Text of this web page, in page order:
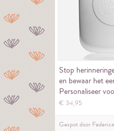
Stop
en bewaar het
Personaliseer
de capsule
€ 34,95
Gespot door Federica